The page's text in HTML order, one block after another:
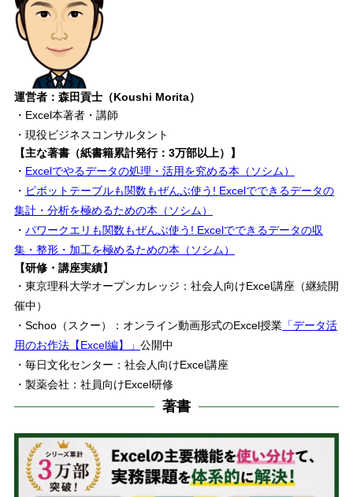
運営者：森田貢士（Koushi Morita）
・Excel本著者・講師
・現役ビジネスコンサルタント
【主な著書（紙書籍累計発行：3万部以上）】
・ Excelでやるデータの処理・活用を究める本（ソシム）
・ ピボットテーブルも関数もぜんぶ使う! Excelでできるデータの
集計・分析を極めるための本（ソシム）
・ パワークエリも関数もぜんぶ使う! Excelでできるデータの収
集・整形・加工を極めるための本（ソシム）
【研修・講座実績】
・東京理科大学オープンカレッジ：社会人向けExcel講座（継続開
催中）
・Schoo（スクー）：オンライン動画形式のExcel授業「データ活
用のお作法【Excel編】」 公開中
・毎日文化センター：社会人向けExcel講座
・製薬会社：社員向けExcel研修
著書